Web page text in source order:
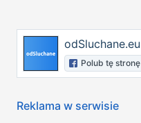
odSluchane.eu
Polub tę stronę
Reklama w serwisie